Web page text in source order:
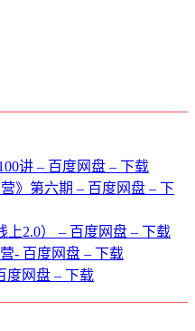
讲 – 百度网盘 – 下载
》第六期 – 百度网盘 – 下
2.0） – 百度网盘 – 下载
- 百度网盘 – 下载
度网盘 – 下载